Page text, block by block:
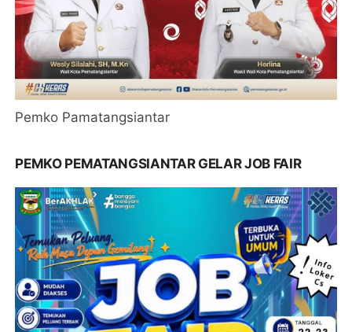
Pemko Pamatangsiantar
PEMKO PEMATANGSIANTAR GELAR JOB FAIR